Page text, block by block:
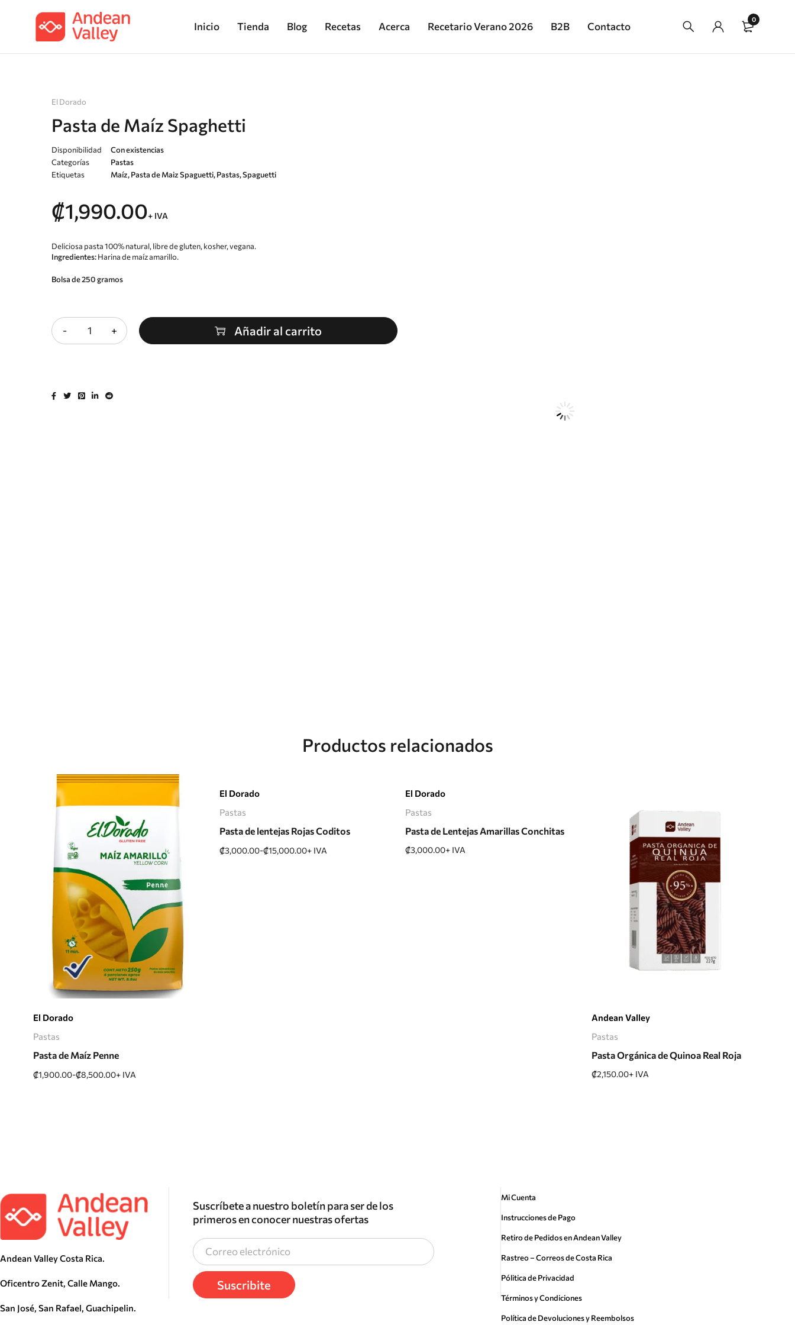
Inicio Tienda Blog Recetas Acerca Recetario Verano 2026 B2B Contacto
0
El Dorado
Pasta de Maíz Spaghetti
Disponibilidad
Con existencias
Categorías
Pastas
Etiquetas
Maíz,Pasta de Maiz Spaguetti,Pastas,Spaguetti
₡1,990.00+ IVA
Deliciosa pasta 100% natural, libre de gluten, kosher, vegana.
Ingredientes:Harina de maíz amarillo.
Bolsa de 250 gramos
Añadir al carrito
Productos relacionados
El Dorado
Pastas
Pasta de Maíz Penne
₡1,900.00-₡8,500.00+ IVA
El Dorado
Pastas
Pasta de lentejas Rojas Coditos
₡3,000.00-₡15,000.00+ IVA
El Dorado
Pastas
Pasta de Lentejas Amarillas Conchitas
₡3,000.00+ IVA
Andean Valley
Pastas
Pasta Orgánica de Quinoa Real Roja
₡2,150.00+ IVA
Andean Valley Costa Rica.
Oficentro Zenit, Calle Mango.
San José, San Rafael, Guachipelin.
Suscríbete a nuestro boletín para ser de los
primeros en conocer nuestras ofertas
Suscribite
Mi Cuenta
Instrucciones de Pago
Retiro de Pedidos en Andean Valley
Rastreo – Correos de Costa Rica
Pólitica de Privacidad
Términos y Condiciones
Política de Devoluciones y Reembolsos